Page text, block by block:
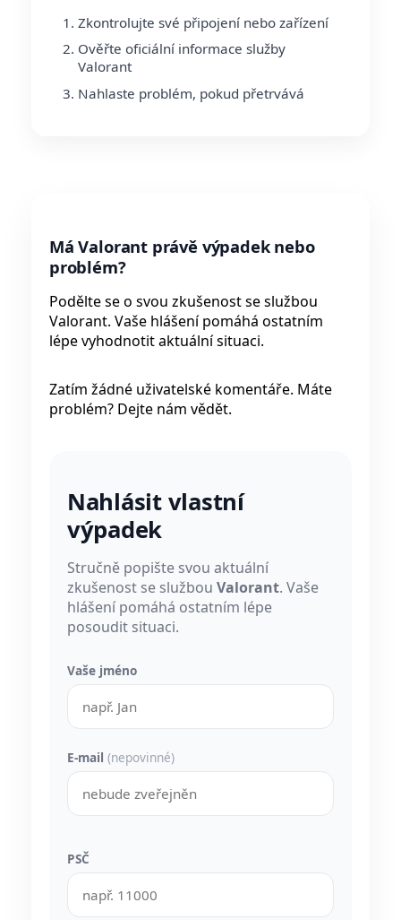
Zkontrolujte své připojení nebo zařízení
Ověřte oficiální informace služby
Valorant
Nahlaste problém, pokud přetrvává
Má Valorant právě výpadek nebo
problém?
Podělte se o svou zkušenost se službou
Valorant. Vaše hlášení pomáhá ostatním
lépe vyhodnotit aktuální situaci.
Zatím žádné uživatelské komentáře. Máte
problém? Dejte nám vědět.
Nahlásit vlastní
výpadek
Stručně popište svou aktuální
zkušenost se službou Valorant. Vaše
hlášení pomáhá ostatním lépe
posoudit situaci.
Vaše jméno
E-mail (nepovinné)
PSČ